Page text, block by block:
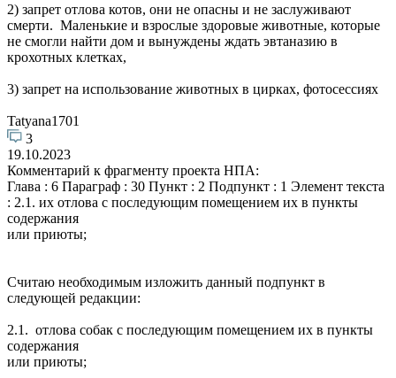
2) запрет отлова котов, они не опасны и не заслуживают
смерти. Маленькие и взрослые здоровые животные, которые
не смогли найти дом и вынуждены ждать эвтаназию в
крохотных клетках,
3) запрет на использование животных в цирках, фотосессиях
Tatyana1701
3
19.10.2023
Комментарий к фрагменту проекта НПА:
Глава : 6 Параграф : 30 Пункт : 2 Подпункт : 1 Элемент текста
: 2.1. их отлова с последующим помещением их в пункты
содержания
или приюты;
Считаю необходимым изложить данный подпункт в
следующей редакции:
2.1. отлова собак с последующим помещением их в пункты
содержания
или приюты;